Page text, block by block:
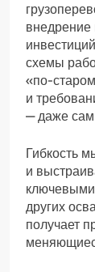
внедрение
схемы
«по-
и
— даже
Гибкость
и
ключевыми
других
получает